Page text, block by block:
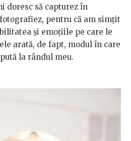
doresc să capturez în
pentru că am simțit
și emoțiile pe care le
arată, de fapt, modul în care
la rândul meu.